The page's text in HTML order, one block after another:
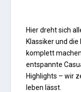
Hier dreht sich
Klassiker und
komplett
entspannte
Highlights – wir
leben lässt.